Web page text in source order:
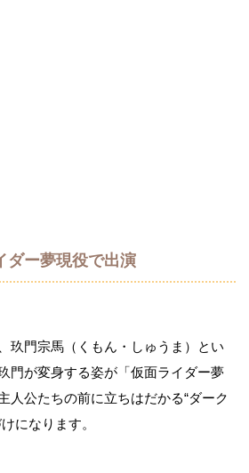
ダー夢現役で出演
玖門宗馬（くもん・しゅうま）とい
門が変身する姿が「仮面ライダー夢
人公たちの前に立ちはだかる“ダーク
になります。